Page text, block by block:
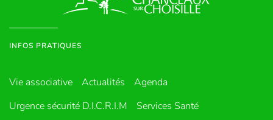
INFOS PRATIQUES
Vie associative Actualités
Agenda
Urgence sécurité D.I.C.R.I.M
Services Santé